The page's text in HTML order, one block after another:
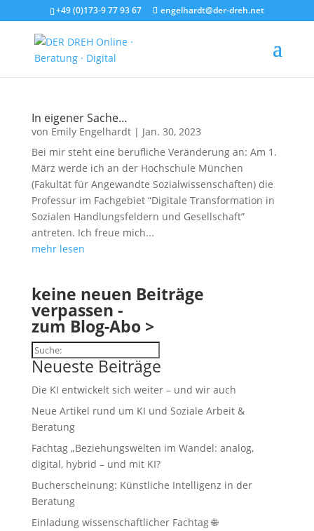
+49 (0)173-9 77 93 67 engelhardt@der-dreh.net
In eigener Sache…
von Emily Engelhardt| Jan. 30, 2023
Bei mir steht eine berufliche Veränderung an: Am 1.
März werde ich an der Hochschule München
(Fakultät für Angewandte Sozialwissenschaften) die
Professur im Fachgebiet “Digitale Transformation in
Sozialen Handlungsfeldern und Gesellschaft”
antreten. Ich freue mich...
mehr lesen
keine neuen Beiträge
verpassen -
zum Blog-Abo >
Suchen
Neueste Beiträge
Die KI entwickelt sich weiter – und wir auch
Neue Artikel rund um KI und Soziale Arbeit &
Beratung
Fachtag „Beziehungswelten im Wandel: analog,
digital, hybrid – und mit KI?
Bucherscheinung: Künstliche Intelligenz in der
Beratung
Einladung wissenschaftlicher Fachtag 🌐